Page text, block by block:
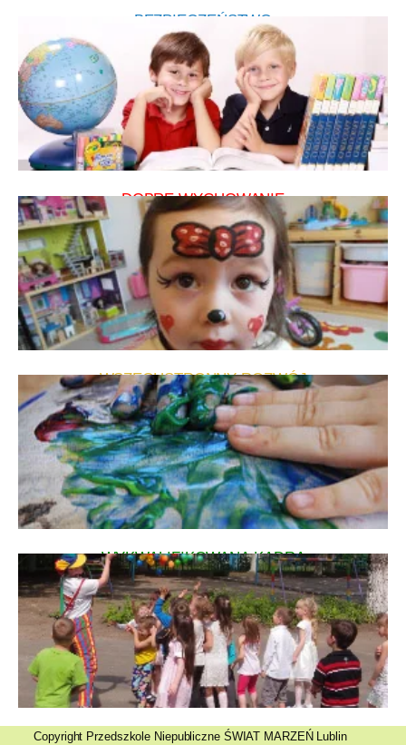
BEZPIECZEŃSTWO
DOBRE WYCHOWANIE
WSZECHSTRONNY ROZWÓJ
WYKWALIFIKOWANA KADRA
Copyright Przedszkole Niepubliczne ŚWIAT MARZEŃ Lublin